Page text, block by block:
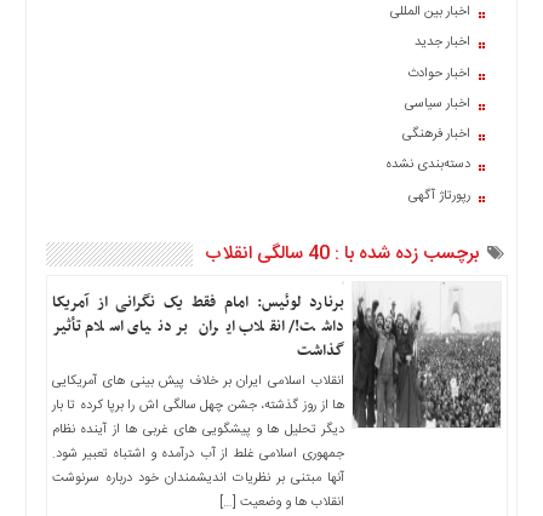
اقتصادی
سیاسی
فرهنگی
منوی
اصلی
صفحه
اخبار بین المللی
اخبار جدید
اخبار حوادث
اخبار سیاسی
اخبار فرهنگی
دسته‌بندی نشده
رپورتاژ آگهی
برچسب زده شده با : 40 سالگی انقلاب
برنارد لوئیس: امام فقط یک نگرانی از آمریکا
داشت!/ انقلاب ایران بر دنیای اسلام تأثیر
گذاشت
انقلاب اسلامی ایران بر خلاف پیش بینی های آمریکایی
ها از روز گذشته، جشن چهل سالگی اش را برپا کرده تا بار
دیگر تحلیل ها و پیشگویی های غربی ها از آینده نظام
جمهوری اسلامی غلط از آب درآمده و اشتباه تعبیر شود.
آنها مبتنی بر نظریات اندیشمندان خود درباره سرنوشت
انقلاب ها و وضعیت […]